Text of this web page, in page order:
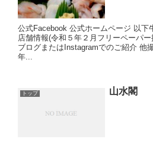
公式Facebook 公式ホームページ 以
店舗情報(令和５年２月フリーペーパ
ブログまたはInstagramでのご紹介 他
年...
トップ 山水閣